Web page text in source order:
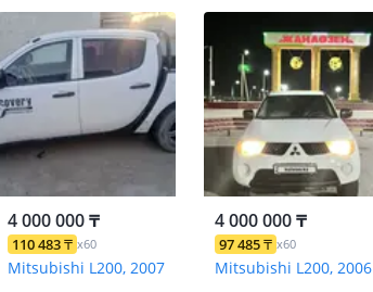
4 000 000 ₸
110 483₸ x60
Mitsubishi L200, 2007
4 000 000 ₸
97 485₸ x60
Mitsubishi L200, 2006